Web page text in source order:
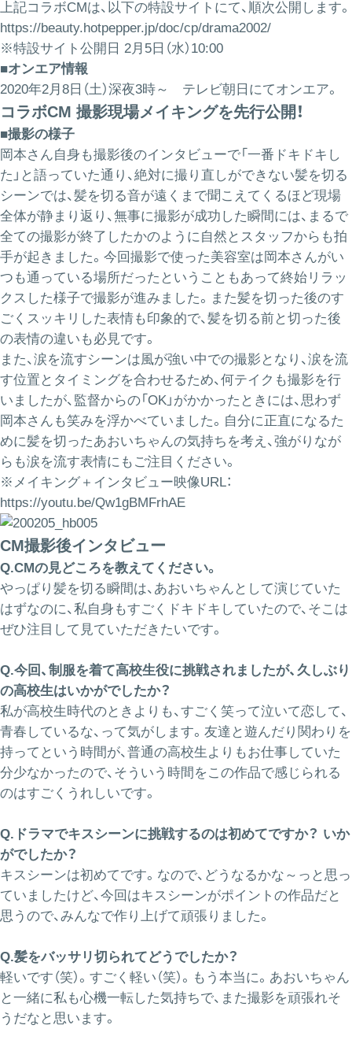
上記コラボCMは、以下の特設サイトにて、順次公開します。
https://beauty.hotpepper.jp/doc/cp/drama2002/
※特設サイト公開日 2月5日（水）10:00
■オンエア情報
2020年2月8日（土）深夜3時～ テレビ朝日にてオンエア。
コラボCM 撮影現場メイキングを先行公開！
■撮影の様子
岡本さん自身も撮影後のインタビューで「一番ドキドキし
た」と語っていた通り、絶対に撮り直しができない髪を切る
シーンでは、髪を切る音が遠くまで聞こえてくるほど現場
全体が静まり返り、無事に撮影が成功した瞬間には、まるで
全ての撮影が終了したかのように自然とスタッフからも拍
手が起きました。今回撮影で使った美容室は岡本さんがい
つも通っている場所だったということもあって終始リラッ
クスした様子で撮影が進みました。また髪を切った後のす
ごくスッキリした表情も印象的で、髪を切る前と切った後
の表情の違いも必見です。
また、涙を流すシーンは風が強い中での撮影となり、涙を流
す位置とタイミングを合わせるため、何テイクも撮影を行
いましたが、監督からの「OK」がかかったときには、思わず
岡本さんも笑みを浮かべていました。自分に正直になるた
めに髪を切ったあおいちゃんの気持ちを考え、強がりなが
らも涙を流す表情にもご注目ください。
※メイキング＋インタビュー映像URL：
https://youtu.be/Qw1gBMFrhAE
CM撮影後インタビュー
Q.CMの見どころを教えてください。
やっぱり髪を切る瞬間は、あおいちゃんとして演じていた
はずなのに、私自身もすごくドキドキしていたので、そこは
ぜひ注目して見ていただきたいです。
Q.今回、制服を着て高校生役に挑戦されましたが、久しぶり
の高校生はいかがでしたか？
私が高校生時代のときよりも、すごく笑って泣いて恋して、
青春しているな、って気がします。友達と遊んだり関わりを
持ってという時間が、普通の高校生よりもお仕事していた
分少なかったので、そういう時間をこの作品で感じられる
のはすごくうれしいです。
Q.ドラマでキスシーンに挑戦するのは初めてですか？ いか
がでしたか？
キスシーンは初めてです。なので、どうなるかな～っと思っ
ていましたけど、今回はキスシーンがポイントの作品だと
思うので、みんなで作り上げて頑張りました。
Q.髪をバッサリ切られてどうでしたか？
軽いです（笑）。すごく軽い（笑）。もう本当に。あおいちゃん
と一緒に私も心機一転した気持ちで、また撮影を頑張れそ
うだなと思います。